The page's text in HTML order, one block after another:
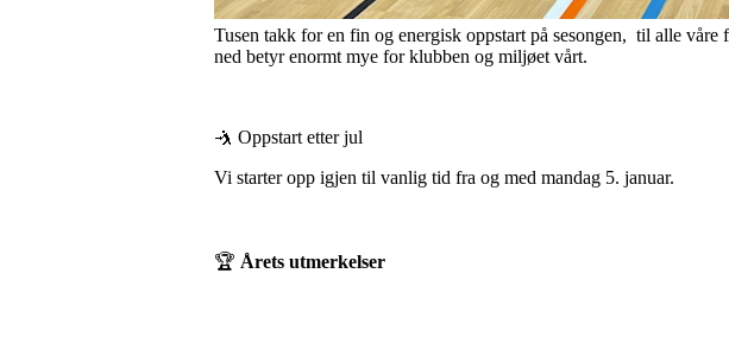
Tusen takk for en fin og energisk oppstart på sesongen, til alle
ned betyr enormt mye for klubben og miljøet vårt.
🤺 Oppstart etter jul
Vi starter opp igjen til vanlig tid fra og med mandag 5. januar.
🏆 Årets utmerkelser